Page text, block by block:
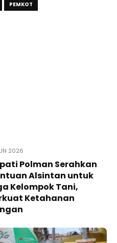
PEMKOT
2026
Polman Serahkan
Alsintan untuk
Kelompok Tani,
Ketahanan